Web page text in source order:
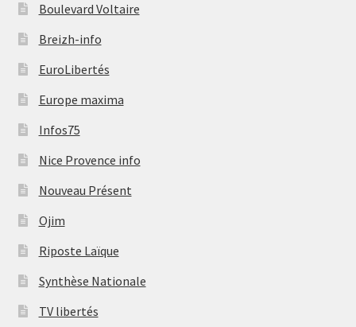
Boulevard Voltaire
Breizh-info
EuroLibertés
Europe maxima
Infos75
Nice Provence info
Nouveau Présent
Ojim
Riposte Laïque
Synthèse Nationale
TV libertés